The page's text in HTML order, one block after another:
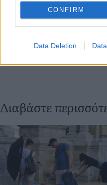
CONFIRM
Data Deletion
Διαβάστε